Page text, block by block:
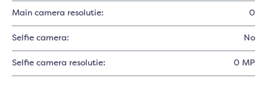
Main camera resolutie: 0
Selfie camera: No
Selfie camera resolutie: 0 MP